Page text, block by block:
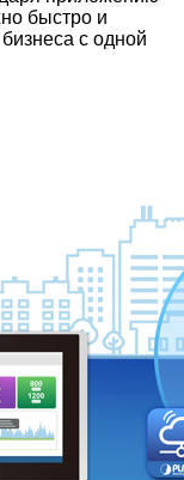
быстро и
с одной